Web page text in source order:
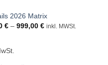
2026 Matrix
€– 999,00 € inkl. MWSt.